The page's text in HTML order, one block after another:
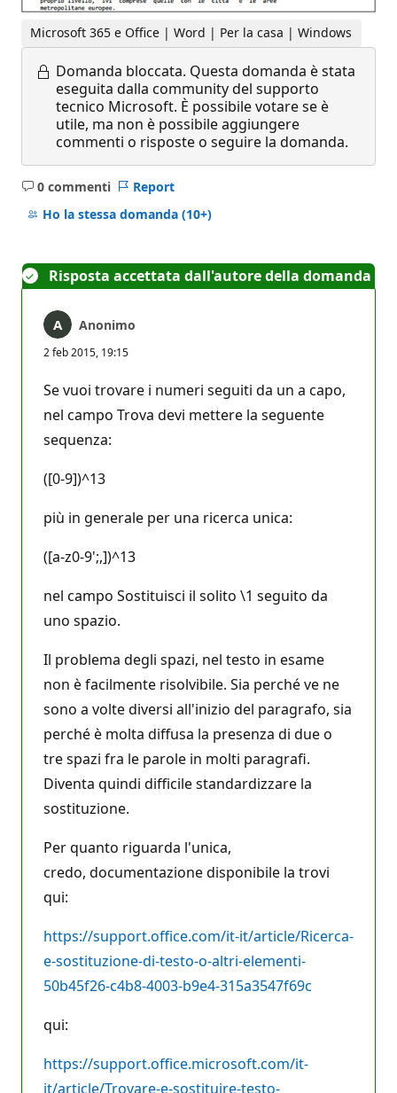
Microsoft 365 e Office | Word | Per la casa | Windows
Domanda bloccata. Questa domanda è stata
eseguita dalla community del supporto
tecnico Microsoft. È possibile votare se è
utile, ma non è possibile aggiungere
commenti o risposte o seguire la domanda.
0 commenti
Nessun
commento
Report
Ho la stessa domanda (10+)
Risposta accettata dall'autore della domanda
Anonimo
2 feb 2015, 19:15
Se vuoi trovare i numeri seguiti da un a capo,
nel campo Trova devi mettere la seguente
sequenza:
([0-9])^13
più in generale per una ricerca unica:
([a-z0-9';,])^13
nel campo Sostituisci il solito \1 seguito da
uno spazio.
Il problema degli spazi, nel testo in esame
non è facilmente risolvibile. Sia perché ve ne
sono a volte diversi all'inizio del paragrafo, sia
perché è molta diffusa la presenza di due o
tre spazi fra le parole in molti paragrafi.
Diventa quindi difficile standardizzare la
sostituzione.
Per quanto riguarda l'unica,
credo, documentazione disponibile la trovi
qui:
https://support.office.com/it-it/article/Ricerca-
e-sostituzione-di-testo-o-altri-elementi-
50b45f26-c4b8-4003-b9e4-315a3547f69c
qui:
https://support.office.microsoft.com/it-
it/article/Trovare-e-sostituire-testo-